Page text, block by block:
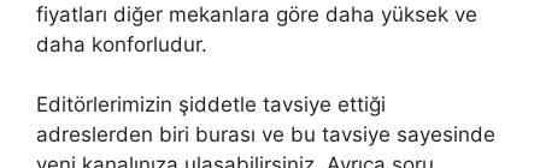
fiyatları diğer mekanlara göre daha yüksek ve
daha konforludur.
Editörlerimizin şiddetle tavsiye ettiği
adreslerden biri burası ve bu tavsiye sayesinde